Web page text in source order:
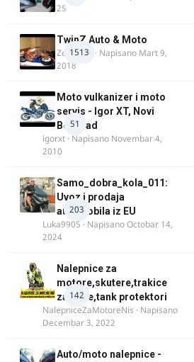
25
1513
TwinZ Auto & Moto
Zeljkamp · Napisano Mart 9,
2018
51
Moto vulkanizer i moto
servis - Igor XT, Novi
Beograd
igorxt · Napisano Novembar 4,
2010
203
Samo_dobra_kola_011:
Uvoz i prodaja
automobila iz EU
Luka9905 · NapisanoOctobar 14,
2024
142
Nalepnice za
motore,skutere,trakice
za felne,tank protektori
NalepniceZaMotoreNis · Napisano
Decembar 3, 2022
Auto/moto nalepnice -